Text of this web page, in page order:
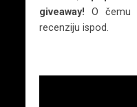
giveaway! O čemu
recenziju ispod.